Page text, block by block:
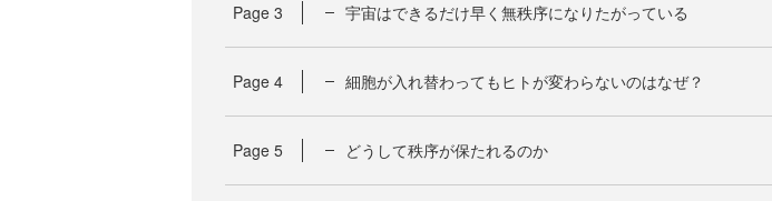
Page 3 宇宙はできるだけ早く無秩序になりたがっている
Page 4 細胞が入れ替わってもヒトが変わらないのはなぜ？
Page 5 どうして秩序が保たれるのか